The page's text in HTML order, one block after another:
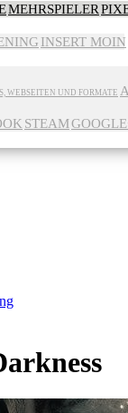
MEHRSPIELER
INSERT MOIN
WEBSEITEN UND FORMATE
STEAM